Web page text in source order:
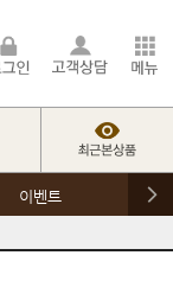
이벤트